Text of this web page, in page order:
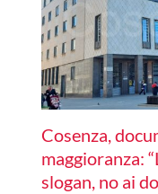
Cosenza,
maggioranza:
slogan, no ai